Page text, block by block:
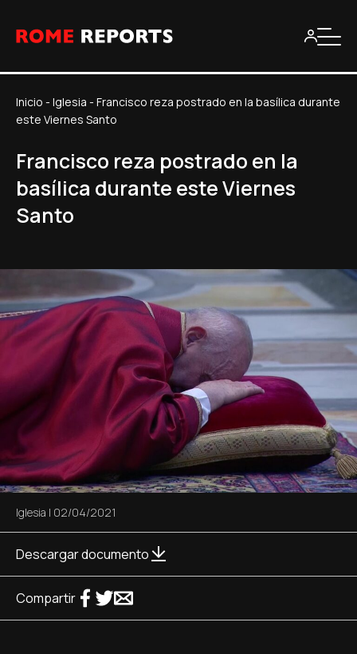
Inicio - Iglesia - Francisco reza postrado en la basílica durante
este Viernes Santo
Francisco reza postrado en la
basílica durante este Viernes
Santo
Iglesia | 02/04/2021
Descargar documento
Compartir